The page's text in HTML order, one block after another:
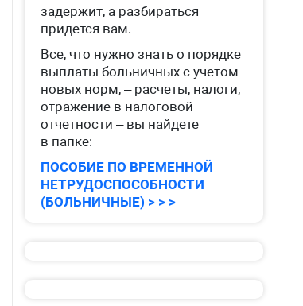
задержит, а разбираться
придется вам.
Все, что нужно знать о порядке
выплаты больничных с учетом
новых норм, – расчеты, налоги,
отражение в налоговой
отчетности – вы найдете
в папке:
ПОСОБИЕ ПО ВРЕМЕННОЙ
НЕТРУДОСПОСОБНОСТИ
(БОЛЬНИЧНЫЕ) > > >